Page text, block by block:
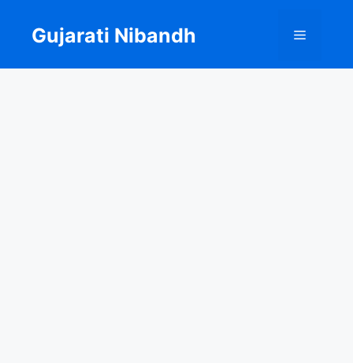
content
Gujarati Nibandh Menu